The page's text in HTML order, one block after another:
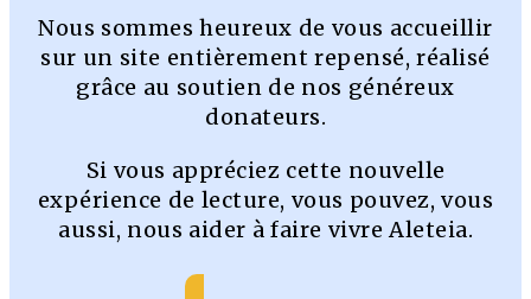
Nous sommes heureux de vous accueillir
sur un site entièrement repensé, réalisé
grâce au soutien de nos généreux
donateurs.
Si vous appréciez cette nouvelle
expérience de lecture, vous pouvez, vous
aussi, nous aider à faire vivre Aleteia.